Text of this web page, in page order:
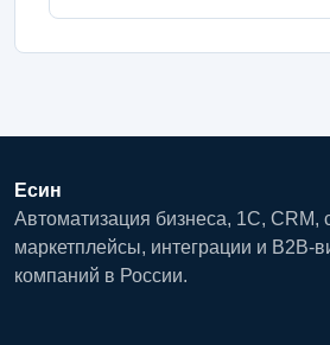
Есин
Автоматизация бизнеса, 1С, CRM,
маркетплейсы, интеграции и B2B-
компаний в России.